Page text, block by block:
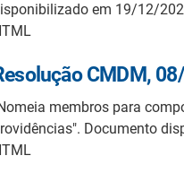
em 19/12/
CMDM,
membros para
Documento